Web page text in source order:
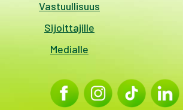
Vastuullisuus
Sijoittajille
Medialle